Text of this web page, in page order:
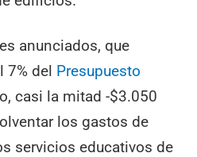
anunciados, que
7% del Presupuesto
casi la mitad -$3.050
los gastos de
servicios educativos de